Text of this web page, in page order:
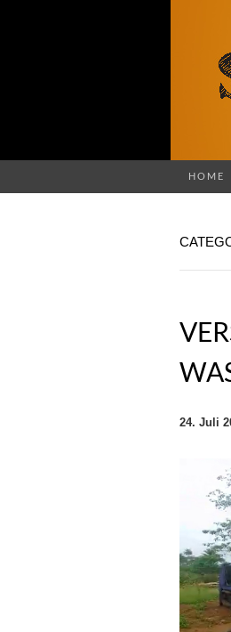
HOME
24. Juli